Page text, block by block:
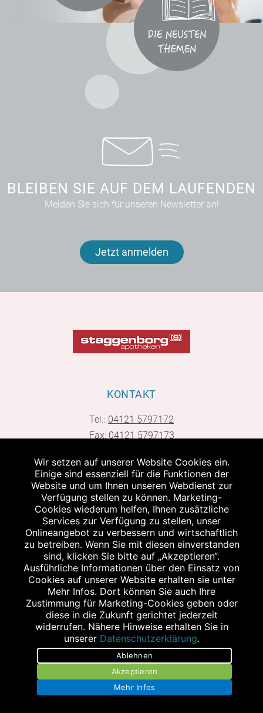
BLEIBEN SIE AUF DEM LAUFENDEN
Melden Sie sich für unseren Newsletter an!
Jetzt anmelden
KONTAKT
Tel.: 04121 5797172
Fax: 04121 5797173
Internet:https://staggenborg-apotheke-elmshorn.de/
STAGGENBORG - APOTHEKE IM E-CENTER
A23
Ramskamp 102
25337 Elmshorn
ÖFFNUNGSZEITEN
Montag bis Freitag
08:00 bis 20:00 Uhr
Samstag
08:00 bis 20:00 Uhr
Wir setzen auf unserer Website Cookies ein.
Einige sind essenziell für die Funktionen der
Website und um Ihnen unseren Webdienst zur
Verfügung stellen zu können. Marketing-
Cookies wiederum helfen, Ihnen zusätzliche
Services zur Verfügung zu stellen, unser
Onlineangebot zu verbessern und wirtschaftlich
zu betreiben. Wenn Sie mit diesen einverstanden
sind, klicken Sie bitte auf „Akzeptieren“.
Ausführliche Informationen über den Einsatz von
Cookies auf unserer Website erhalten sie unter
Mehr Infos. Dort können Sie auch Ihre
Zustimmung für Marketing-Cookies geben oder
diese in die Zukunft gerichtet jederzeit
widerrufen. Nähere Hinweise erhalten Sie in
unserer Datenschutzerklärung.
Ablehnen
Akzeptieren
Mehr Infos